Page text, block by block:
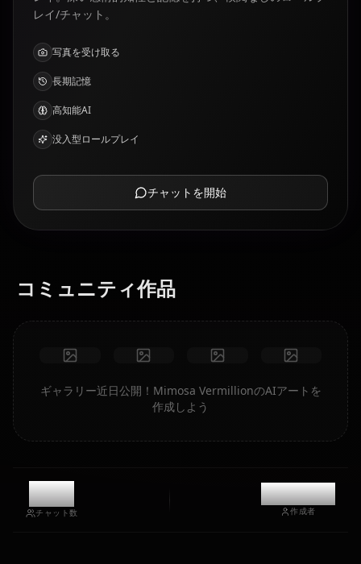
レイ/チャット。
写真を受け取る
長期記憶
高知能AI
没入型ロールプレイ
チャットを開始
コミュニティ作品
ギャラリー近日公開！Mimosa VermillionのAIアートを
作成しよう
7.5k
チャット数
@kanashi
作成者